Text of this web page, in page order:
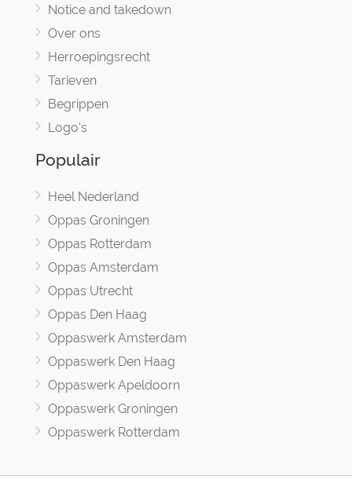
Notice and takedown
Over ons
Herroepingsrecht
Tarieven
Begrippen
Logo's
Populair
Heel Nederland
Oppas Groningen
Oppas Rotterdam
Oppas Amsterdam
Oppas Utrecht
Oppas Den Haag
Oppaswerk Amsterdam
Oppaswerk Den Haag
Oppaswerk Apeldoorn
Oppaswerk Groningen
Oppaswerk Rotterdam